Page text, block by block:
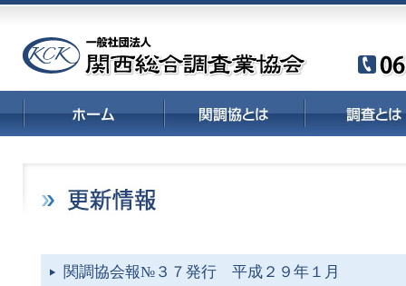
関調協会報№３７発行 平成２９年１月